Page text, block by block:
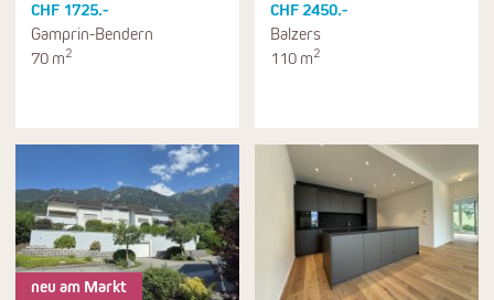
CHF 1725.-
Gamprin-Bendern
70 m2
CHF 2450.-
Balzers
110 m2
neu am Markt